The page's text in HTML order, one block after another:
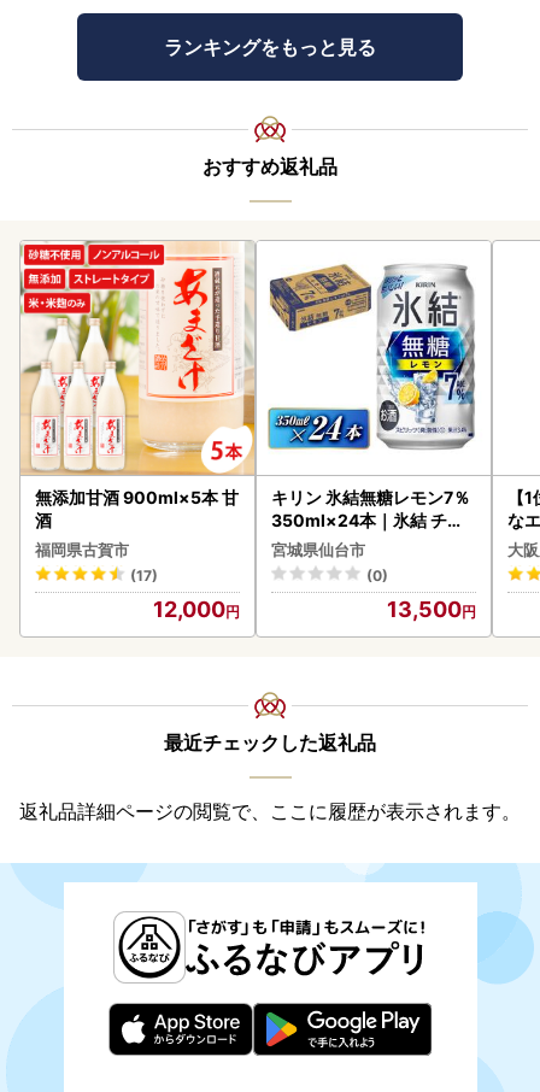
ランキングをもっと見る
おすすめ返礼品
無添加甘酒 900ml×5本 甘
酒
福岡県古賀市
(17)
12,000
キリン 氷結無糖レモン7％
350ml×24本｜氷結 チュ
ーハイ 仙台市
宮城県仙台市
(0)
13,500
【
な
大
最近チェックした返礼品
返礼品詳細ページの閲覧で、ここに履歴が表示されます。